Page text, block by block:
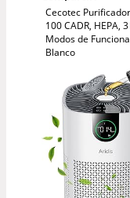
Cecotec
100 CADR, HEPA,
Modos de
Blanco